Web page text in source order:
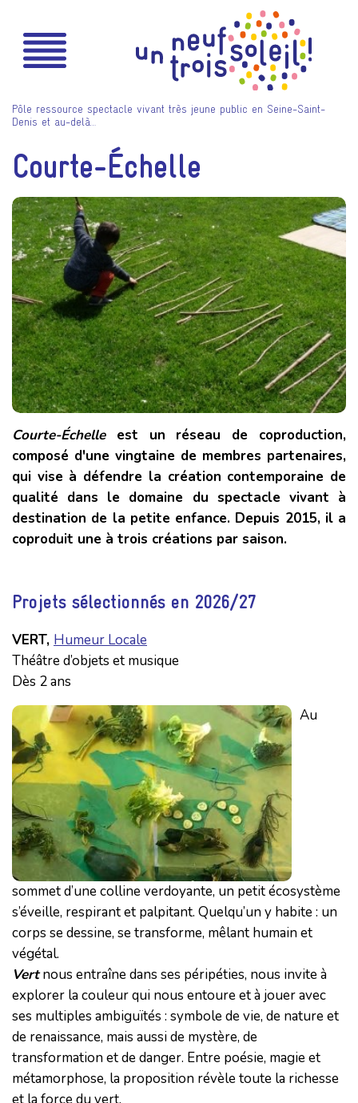
Pôle ressource spectacle vivant très jeune public en Seine-Saint-
Denis et au-delà…
Courte-Échelle
Courte-Échelleest un réseau de coproduction,
composé d'une vingtaine de membres partenaires,
qui vise à défendre la création contemporaine de
qualité dans le domaine du spectacle vivant à
destination de la petite enfance. Depuis 2015, il a
coproduit une à trois créations par saison.
Projets sélectionnés en 2026/27
VERT, Humeur Locale
Théâtre d’objets et musique
Dès 2 ans
Au
sommet d’une colline verdoyante, un petit écosystème
s’éveille, respirant et palpitant. Quelqu’un y habite : un
corps se dessine, se transforme, mêlant humain et
végétal.
Vertnous entraîne dans ses péripéties, nous invite à
explorer la couleur qui nous entoure et à jouer avec
ses multiples ambiguïtés : symbole de vie, de nature et
de renaissance, mais aussi de mystère, de
transformation et de danger. Entre poésie, magie et
métamorphose, la proposition révèle toute la richesse